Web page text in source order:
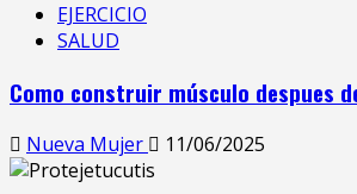
EJERCICIO
SALUD
Como construir músculo despues
Nueva Mujer 11/06/2025